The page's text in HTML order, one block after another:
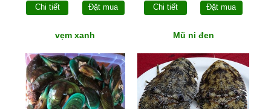
Chi tiết Đặt mua Chi tiết Đặt mua
vẹm xanh Mũ ni đen